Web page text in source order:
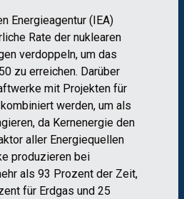
Energieagentur (IEA)
Rate der nuklearen
verdoppeln, um das
zu erreichen. Darüber
mit Projekten für
werden, um als
da Kernenergie den
aller Energiequellen
produzieren bei
als 93 Prozent der Zeit,
für Erdgas und 25